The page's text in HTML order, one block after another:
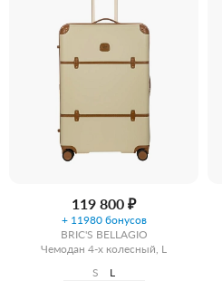
119 800 ₽
+ 11980 бонусов
BRIC'S BELLAGIO
Чемодан 4-х колесный, L
S
L